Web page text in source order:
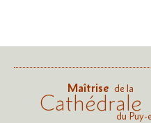
Maîtrise de la
Cathédrale
du Puy-